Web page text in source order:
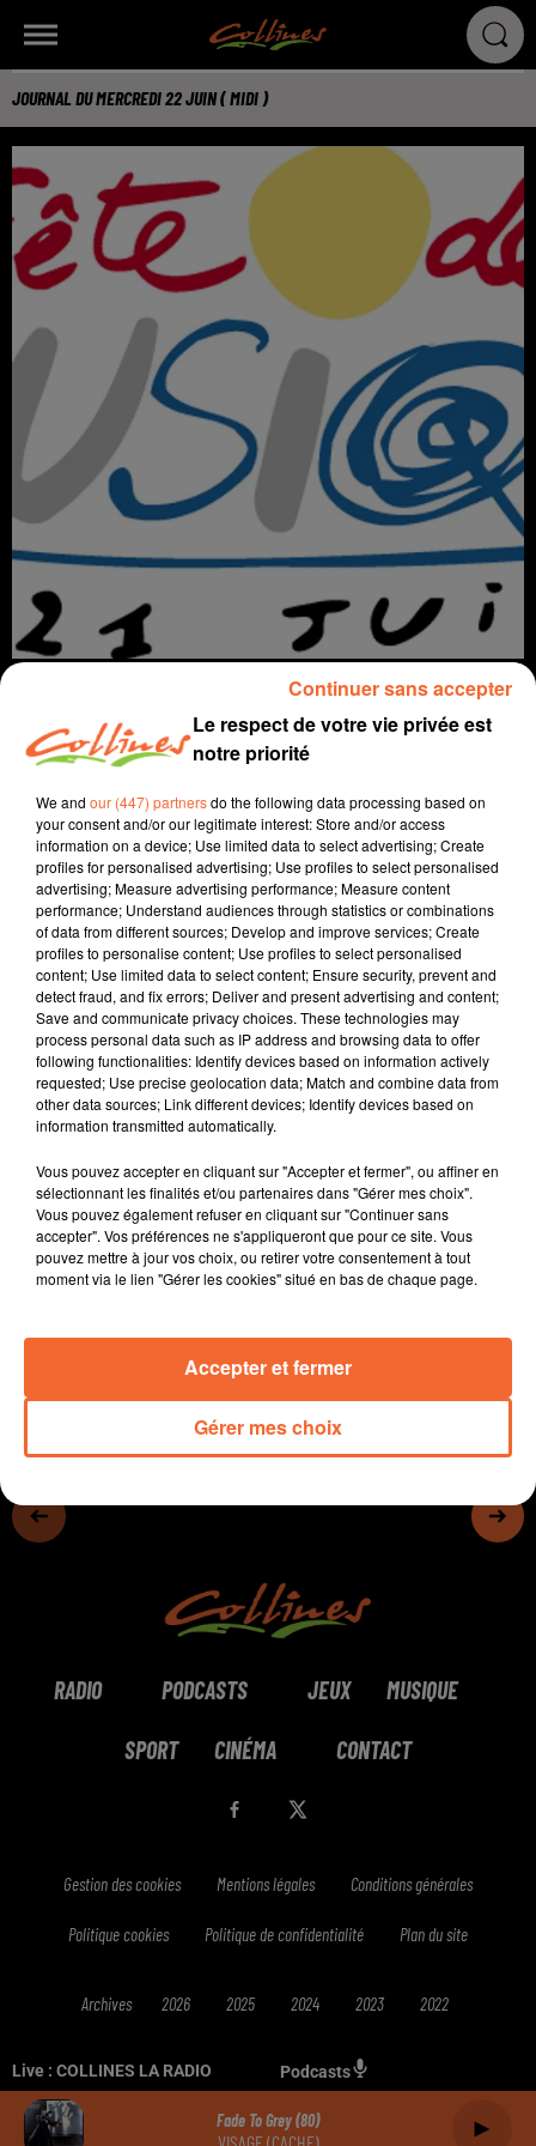
Live : COLLINES LA RADIO Podcasts
Fade To Grey (80)
VISAGE (CACHE)
JOURNAL DU MERCREDI 22 JUIN ( MIDI )
22 juin 2022 - 13 min
JOURNAL DU MERCREDI 22 JUIN ( MIDI )
Patrice Bémanangy
L'info près de chez vous.
La foule des grands jours hier soir pour la Fête de la
Musique. Le public n'a pas bougé son plaisir.
Les tarifs de la restauration scolaire vont légèrement
augmenter à Bressuire.
La fréquentation du cinéma thouarsais Le Kiosque en
Après deux années blanches, le retour ce samedi de la
Fête de l'Eté à Cirières.
Les Chamois ont retrouvé le chemin de l'entrainement
hier sous la houlette de Sébastien Desabre.
RADIO PODCASTS JEUX MUSIQUE
SPORT CINÉMA CONTACT
Gestion des cookies Mentions légales Conditions générales
Politique cookies Politique de confidentialité Plan du site
Archives 2026 2025 2024 2023 2022
Le respect de votre vie privée est
notre priorité
We and our (447) partnersdo the following data processing based on
your consent and/or our legitimate interest: Store and/or access
information on a device; Use limited data to select advertising; Create
profiles for personalised advertising; Use profiles to select personalised
advertising; Measure advertising performance; Measure content
performance; Understand audiences through statistics or combinations
of data from different sources; Develop and improve services; Create
profiles to personalise content; Use profiles to select personalised
content; Use limited data to select content; Ensure security, prevent and
detect fraud, and fix errors; Deliver and present advertising and content;
Save and communicate privacy choices. These technologies may
process personal data such as IP address and browsing data to offer
following functionalities: Identify devices based on information actively
requested; Use precise geolocation data; Match and combine data from
other data sources; Link different devices; Identify devices based on
information transmitted automatically.
Vous pouvez accepter en cliquant sur "Accepter et fermer", ou affiner en
sélectionnant les finalités et/ou partenaires dans "Gérer mes choix".
Vous pouvez également refuser en cliquant sur "Continuer sans
accepter". Vos préférences ne s'appliqueront que pour ce site. Vous
pouvez mettre à jour vos choix, ou retirer votre consentement à tout
moment via le lien "Gérer les cookies" situé en bas de chaque page.
Gérer mes choix
Accepter et fermer
Continuer sans accepter